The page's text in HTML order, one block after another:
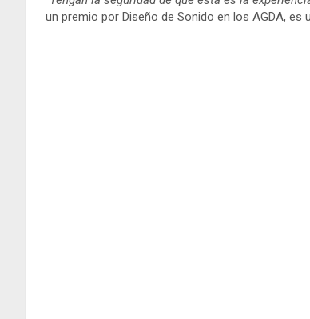
un premio por Diseño de Sonido en los AGDA,